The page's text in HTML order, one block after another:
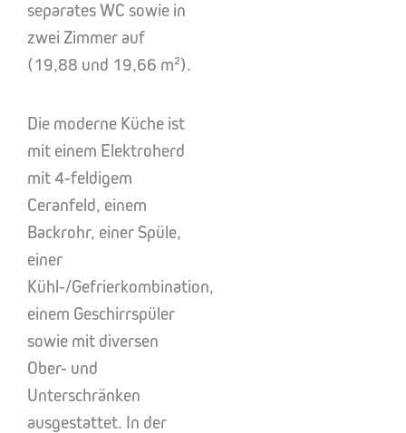
separates WC sowie in
zwei Zimmer auf
(19,88 und 19,66 m²).
Die moderne Küche ist
mit einem Elektroherd
mit 4-feldigem
Ceranfeld, einem
Backrohr, einer Spüle,
einer
Kühl-/Gefrierkombination,
einem Geschirrspüler
sowie mit diversen
Ober- und
Unterschränken
ausgestattet. In der